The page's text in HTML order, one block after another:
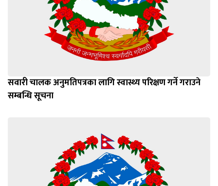
सवारी चालक अनुमतिपत्रका लागि स्वास्थ्य परिक्षण गर्ने गराउने
सम्बन्धि सूचना